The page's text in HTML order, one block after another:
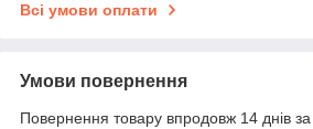
Всі умови оплати
Умови повернення
Повернення товару впродовж 14 днів